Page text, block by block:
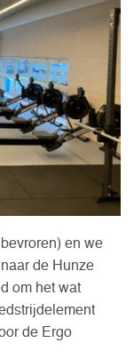
en we
de Hunze
om het wat
de Ergo